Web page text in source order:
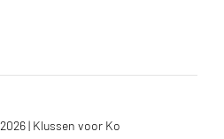
| Klussen voor Ko